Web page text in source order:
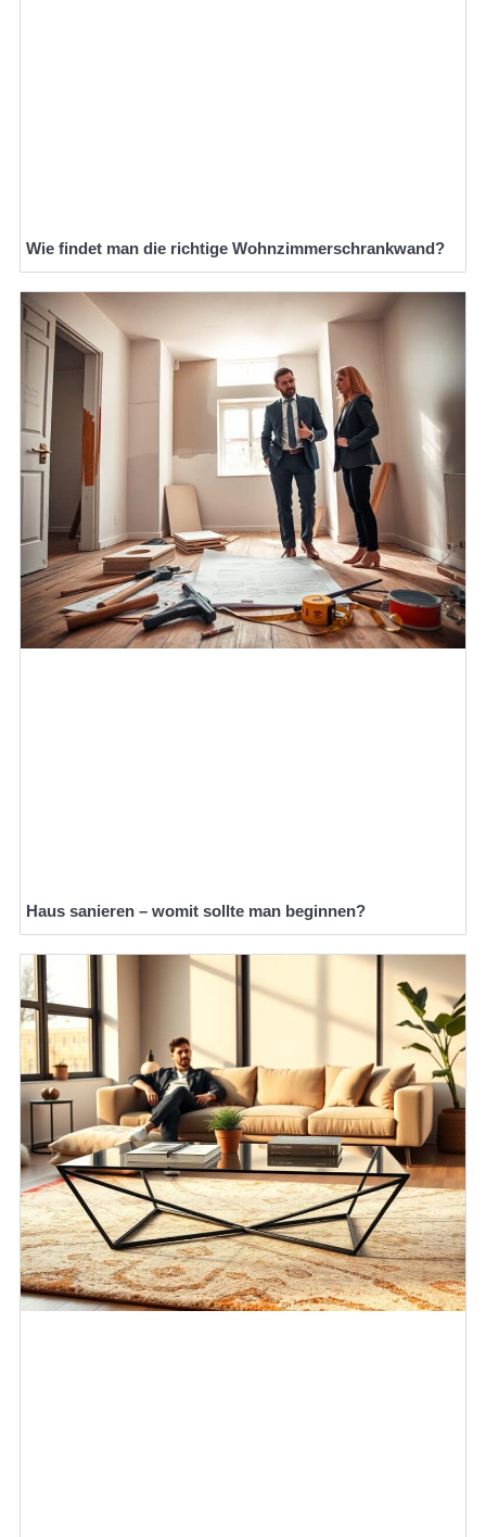
Wie findet man die richtige Wohnzimmerschrankwand?
Haus sanieren – womit sollte man beginnen?